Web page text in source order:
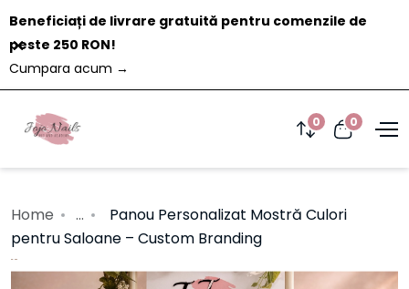
Beneficiați de livrare gratuită pentru comenzile de
peste 250 RON!
Cumpara acum →
Închide
0 0
Home ...
Panou Personalizat Mostră Culori
pentru Saloane – Custom Branding